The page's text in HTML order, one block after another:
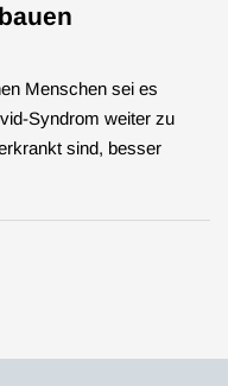
Menschen sei es
Syndrom weiter zu
sind, besser